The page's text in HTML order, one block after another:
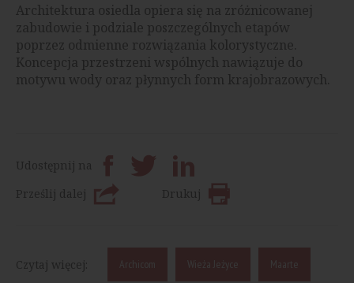
Architektura osiedla opiera się na zróżnicowanej
zabudowie i podziale poszczególnych etapów
poprzez odmienne rozwiązania kolorystyczne.
Koncepcja przestrzeni wspólnych nawiązuje do
motywu wody oraz płynnych form krajobrazowych.
Udostępnij na
Prześlij dalej
Drukuj
Czytaj więcej: Archicom Wieża Jeżyce Maarte